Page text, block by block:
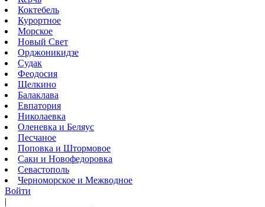
Коктебель
Курортное
Морское
Новый Свет
Орджоникидзе
Судак
Феодосия
Щелкино
Балаклава
Евпатория
Николаевка
Оленевка и Беляус
Песчаное
Поповка и Штормовое
Саки и Новофедоровка
Севастополь
Черноморское и Межводное
Войти
|